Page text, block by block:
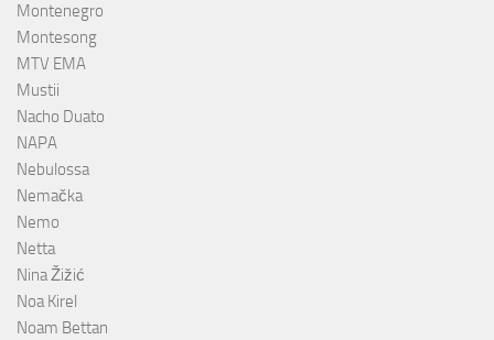
Montenegro
Montesong
MTV EMA
Mustii
Nacho Duato
NAPA
Nebulossa
Nemačka
Nemo
Netta
Nina Žižić
Noa Kirel
Noam Bettan